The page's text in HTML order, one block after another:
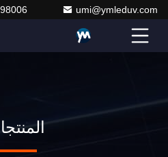
umi@ymleduv.com